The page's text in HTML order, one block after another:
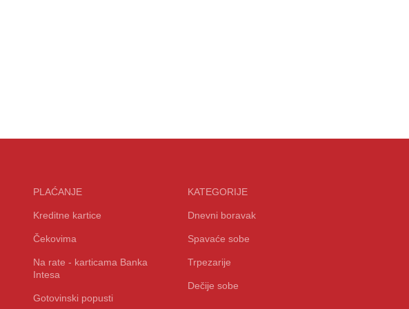
PLAĆANJE
Kreditne kartice
Čekovima
Na rate - karticama Banka
Intesa
Gotovinski popusti
KATEGORIJE
Dnevni boravak
Spavaće sobe
Trpezarije
Dečije sobe